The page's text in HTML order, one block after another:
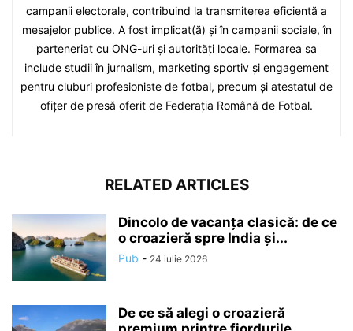
campanii electorale, contribuind la transmiterea eficientă a
mesajelor publice. A fost implicat(ă) și în campanii sociale, în
parteneriat cu ONG-uri și autorități locale. Formarea sa
include studii în jurnalism, marketing sportiv și engagement
pentru cluburi profesioniste de fotbal, precum și atestatul de
ofițer de presă oferit de Federația Română de Fotbal.
RELATED ARTICLES
Dincolo de vacanța clasică: de ce
o croazieră spre India și...
Pub - 24 iulie 2026
De ce să alegi o croazieră